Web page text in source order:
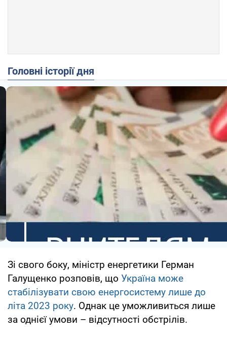
Головні історії дня
Зі свого боку, міністр енергетики Герман
Галущенко розповів, що Україна може
стабілізувати свою енергосистему лише до
літа 2023 року. Однак це уможливиться лише
за однієї умови – відсутності обстрілів.